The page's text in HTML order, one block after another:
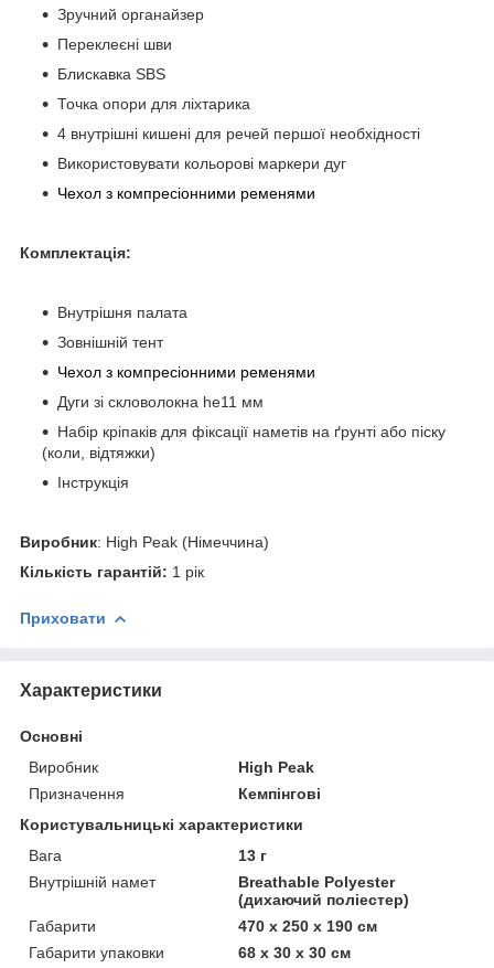
Зручний органайзер
Переклеєні шви
Блискавка SBS
Точка опори для ліхтарика
4 внутрішні кишені для речей першої необхідності
Використовувати кольорові маркери дуг
Чехол з компресіонними ременями
Комплектація:
Внутрішня палата
Зовнішній тент
Чехол з компресіонними ременями
Дуги зі скловолокна he11 мм
Набір кріпаків для фіксації наметів на ґрунті або піску
(коли, відтяжки)
Інструкція
Виробник: High Peak (Німеччина)
Кількість гарантій: 1 рік
Приховати
Характеристики
Основні
Виробник
High Peak
Призначення
Кемпінгові
Користувальницькі характеристики
Вага
13 г
Внутрішній намет
Breathable Polyester
(дихаючий поліестер)
Габарити
470 х 250 х 190 см
Габарити упаковки
68 х 30 х 30 см